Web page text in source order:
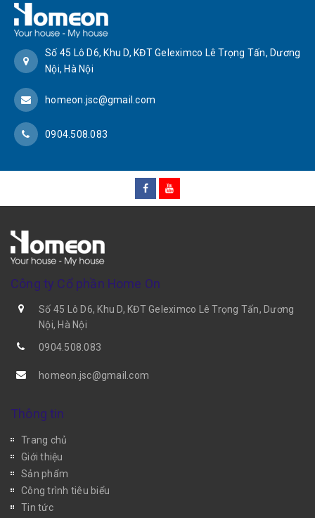
Số 45 Lô D6, Khu D, KĐT Geleximco Lê Trọng Tấn, Dương
Nội, Hà Nội
homeon.jsc@gmail.com
0904.508.083
Công ty Cổ phần Home On
Số 45 Lô D6, Khu D, KĐT Geleximco Lê Trọng Tấn, Dương
Nội, Hà Nội
0904.508.083
homeon.jsc@gmail.com
Thông tin
Trang chủ
Giới thiệu
Sản phẩm
Công trình tiêu biểu
Tin tức